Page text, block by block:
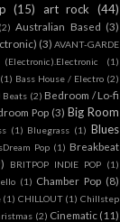
(15) art rock (44)
(2) Australian Based (3)
(3) AVANT-GARDE
(1)
(1) Bass House / Electro (2)
Beats (2) Bedroom / Lo-fi
Pop (3) Big Room
(1) Bluegrass (1) Blues
Pop (1) Breakbeat
BRITPOP INDIE POP (1)
(1) Chamber Pop (8)
(1) CHILLOUT (1) Chillstep
(2) Cinematic (11)